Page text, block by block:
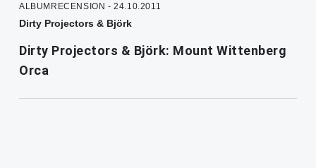
ALBUMRECENSION - 24.10.2011
Dirty Projectors & Björk
Dirty Projectors & Björk: Mount Wittenberg
Orca